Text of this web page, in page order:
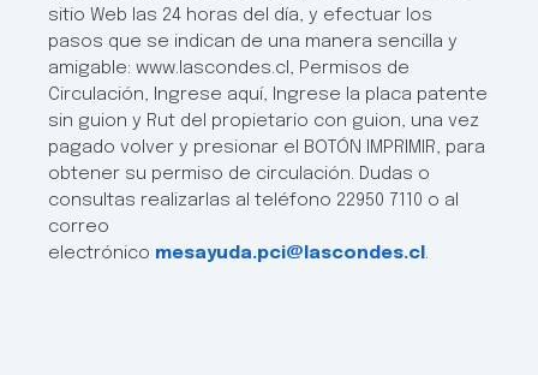
sitio Web las 24 horas del día, y efectuar los
pasos que se indican de una manera sencilla y
amigable: www.lascondes.cl, Permisos de
Circulación, Ingrese aquí, Ingrese la placa patente
sin guion y Rut del propietario con guion, una vez
pagado volver y presionar el BOTÓN IMPRIMIR, para
obtener su permiso de circulación. Dudas o
consultas realizarlas al teléfono 22950 7110 o al
correo
electrónico mesayuda.pci@lascondes.cl .